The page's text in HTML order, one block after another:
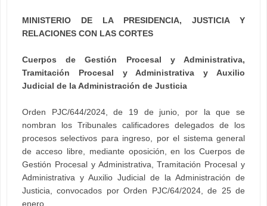
MINISTERIO DE LA PRESIDENCIA, JUSTICIA Y
RELACIONES CON LAS CORTES
Cuerpos de Gestión Procesal y Administrativa,
Tramitación Procesal y Administrativa y Auxilio
Judicial de la Administración de Justicia
Orden PJC/644/2024, de 19 de junio, por la que se
nombran los Tribunales calificadores delegados de los
procesos selectivos para ingreso, por el sistema general
de acceso libre, mediante oposición, en los Cuerpos de
Gestión Procesal y Administrativa, Tramitación Procesal y
Administrativa y Auxilio Judicial de la Administración de
Justicia, convocados por Orden PJC/64/2024, de 25 de
enero